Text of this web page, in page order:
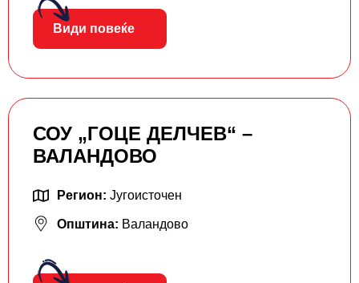
Види повеќе
СОУ „ГОЦЕ ДЕЛЧЕВ“ –
ВАЛАНДОВО
Регион: Југоисточен
Општина: Валандово